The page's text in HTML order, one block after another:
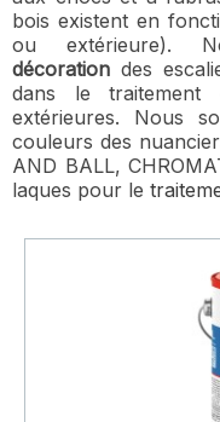
bois existent en
ou extérieure).
décoration des
dans le traitement
extérieures. Nous
couleurs des
AND BALL,
laques pour le